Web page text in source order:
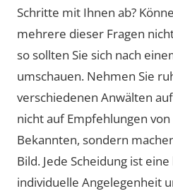
Schritte mit Ihnen ab?
mehrere dieser Fragen
so sollten Sie sich nach
umschauen. Nehmen Sie
verschiedenen Anwälten
nicht auf Empfehlungen
Bekannten, sondern
Bild. Jede Scheidung ist
individuelle Angelegenheit